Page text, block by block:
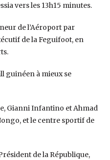
vers les 13h15 minutes.
de l’Aéroport par
de la Feguifoot, en
guinéen à mieux se
Gianni Infantino et Ahmad
et le centre sportif de
de la République,